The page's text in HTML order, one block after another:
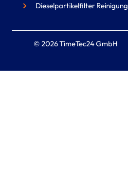
Dieselpartikelfilter Reinigung
© 2026 TimeTec24 GmbH